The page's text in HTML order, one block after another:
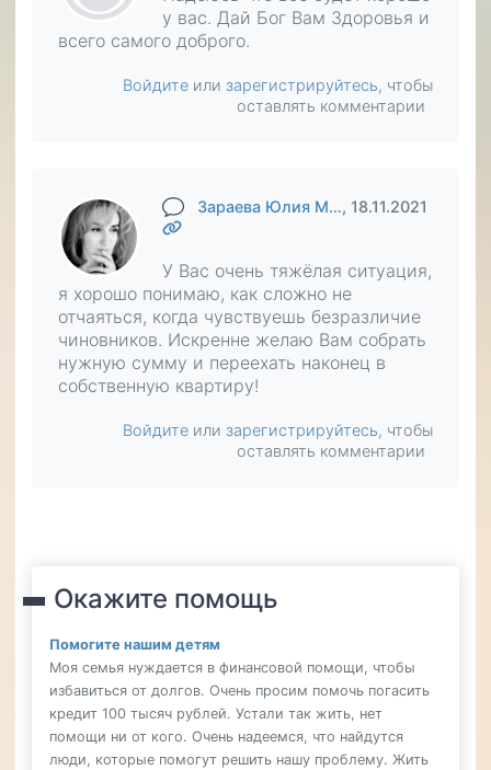
у вас. Дай Бог Вам Здоровья и
всего самого доброго.
Войдите или зарегистрируйтесь, чтобы
оставлять комментарии
Зараева Юлия М…, 18.11.2021
У Вас очень тяжёлая ситуация,
я хорошо понимаю, как сложно не
отчаяться, когда чувствуешь безразличие
чиновников. Искренне желаю Вам собрать
нужную сумму и переехать наконец в
собственную квартиру!
Войдите или зарегистрируйтесь, чтобы
оставлять комментарии
Окажите помощь
Помогите нашим детям
Моя семья нуждается в финансовой помощи, чтобы
избавиться от долгов. Очень просим помочь погасить
кредит 100 тысяч рублей. Устали так жить, нет
помощи ни от кого. Очень надеемся, что найдутся
люди, которые помогут решить нашу проблему. Жить